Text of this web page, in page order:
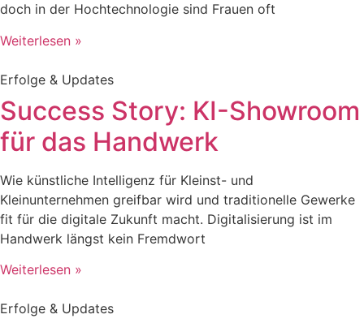
doch in der Hochtechnologie sind Frauen oft
Weiterlesen »
Erfolge & Updates
Success Story: KI-Showroom
für das Handwerk
Wie künstliche Intelligenz für Kleinst- und
Kleinunternehmen greifbar wird und traditionelle Gewerke
fit für die digitale Zukunft macht. Digitalisierung ist im
Handwerk längst kein Fremdwort
Weiterlesen »
Erfolge & Updates